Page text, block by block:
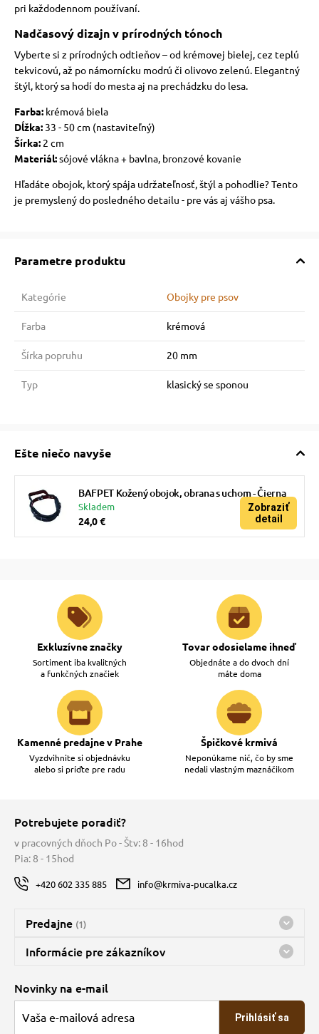
pri každodennom používaní.
Nadčasový dizajn v prírodných tónoch
Vyberte si z prírodných odtieňov – od krémovej bielej, cez teplú
tekvicovú, až po námornícku modrú či olivovo zelenú. Elegantný
štýl, ktorý sa hodí do mesta aj na prechádzku do lesa.
Farba:krémová biela
Dĺžka:33 - 50 cm (nastaviteľný)
Šírka:2 cm
Materiál:sójové vlákna + bavlna, bronzové kovanie
Hľadáte obojok, ktorý spája udržateľnosť, štýl a pohodlie? Tento
je premyslený do posledného detailu - pre vás aj vášho psa.
Parametre produktu
Kategórie Obojky pre psov
Farba krémová
Šírka popruhu 20 mm
Typ klasický se sponou
Ešte niečo navyše
BAFPET Kožený obojok, obrana s uchom - Čierna
Skladem
24,0 €
Zobraziť
detail
Exkluzívne značky
Sortiment iba kvalitných
a funkčných značiek
Tovar odosielame ihneď
Objednáte a do dvoch dní
máte doma
Kamenné predajne v Prahe
Vyzdvihnite si objednávku
alebo si príďte pre radu
Špičkové krmivá
Neponúkame nič, čo by sme
nedali vlastným maznáčikom
Potrebujete poradiť?
v pracovných dňoch Po - Štv: 8 - 16hod
Pia: 8 - 15hod
+420 602 335 885 info@krmiva-pucalka.cz
Predajne (1)
Predajňa a sklad Kbely
Bohužiaľ, momentálne máme zatvorené
Informácie pre zákazníkov
O spoločnosti
Veľkoobchod
Novinky na e-mail
Prihlásiť sa